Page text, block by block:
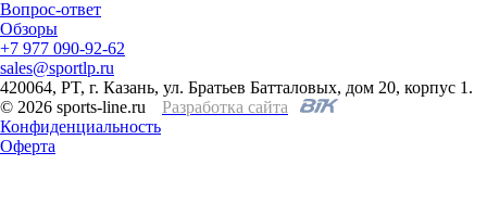
Вопрос-ответ
Обзоры
+7 977 090-92-62
sales@sportlp.ru
420064, PT, г. Казань, ул. Братьев Батталовых, дом 20, корпус 1.
© 2026 sports-line.ru
Разработка сайта
Конфиденциальность
Оферта